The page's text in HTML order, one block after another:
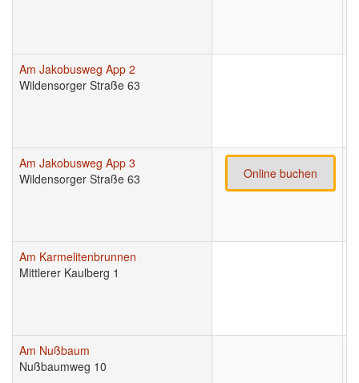
Am Jakobusweg App 2
Wildensorger Straße 63
Am Jakobusweg App 3
Wildensorger Straße 63
Online buchen
Am Karmelitenbrunnen
Mittlerer Kaulberg 1
Am Nußbaum
Nußbaumweg 10